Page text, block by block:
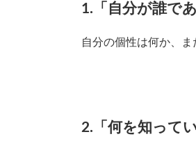
1.「自分が誰で
自分の個性は何か、ま
2.「何を知って